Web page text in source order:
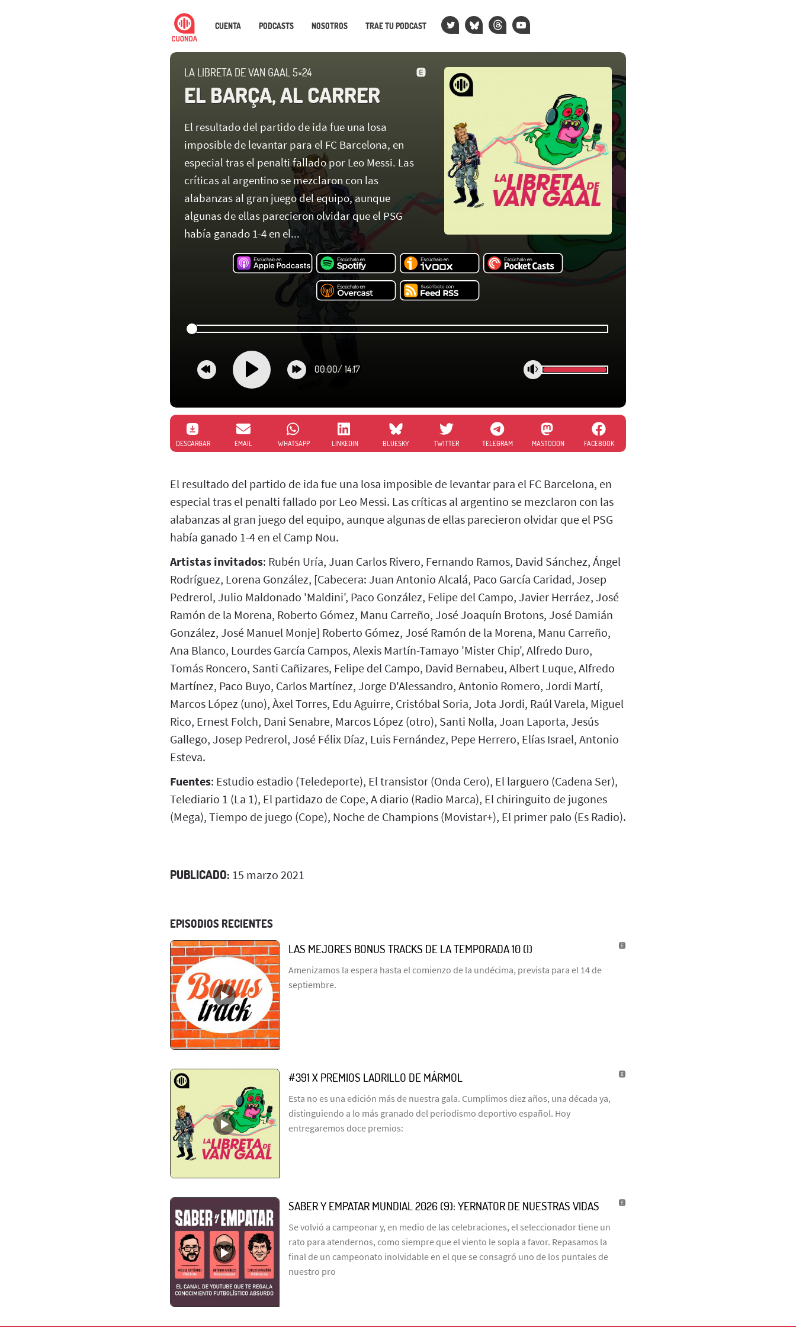
CUENTA PODCASTS NOSOTROS TRAE TU PODCAST
LA LIBRETA DE VAN GAAL 5×24
EL BARÇA, AL CARRER
El resultado del partido de ida fue una losa
imposible de levantar para el FC Barcelona, en
especial tras el penalti fallado por Leo Messi. Las
críticas al argentino se mezclaron con las
alabanzas al gran juego del equipo, aunque
algunas de ellas parecieron olvidar que el PSG
había ganado 1-4 en el...
00:00/ 14:17
DESCARGAR EMAIL WHATSAPP LINKEDIN BLUESKY TWITTER TELEGRAM MASTODON FACEBOOK
El resultado del partido de ida fue una losa imposible de levantar para el FC Barcelona, en
especial tras el penalti fallado por Leo Messi. Las críticas al argentino se mezclaron con las
alabanzas al gran juego del equipo, aunque algunas de ellas parecieron olvidar que el PSG
había ganado 1-4 en el Camp Nou.
Artistas invitados: Rubén Uría, Juan Carlos Rivero, Fernando Ramos, David Sánchez, Ángel
Rodríguez, Lorena González, [Cabecera: Juan Antonio Alcalá, Paco García Caridad, Josep
Pedrerol, Julio Maldonado 'Maldini', Paco González, Felipe del Campo, Javier Herráez, José
Ramón de la Morena, Roberto Gómez, Manu Carreño, José Joaquín Brotons, José Damián
González, José Manuel Monje] Roberto Gómez, José Ramón de la Morena, Manu Carreño,
Ana Blanco, Lourdes García Campos, Alexis Martín-Tamayo 'Mister Chip', Alfredo Duro,
Tomás Roncero, Santi Cañizares, Felipe del Campo, David Bernabeu, Albert Luque, Alfredo
Martínez, Paco Buyo, Carlos Martínez, Jorge D'Alessandro, Antonio Romero, Jordi Martí,
Marcos López (uno), Àxel Torres, Edu Aguirre, Cristóbal Soria, Jota Jordi, Raúl Varela, Miguel
Rico, Ernest Folch, Dani Senabre, Marcos López (otro), Santi Nolla, Joan Laporta, Jesús
Gallego, Josep Pedrerol, José Félix Díaz, Luis Fernández, Pepe Herrero, Elías Israel, Antonio
Esteva.
Fuentes: Estudio estadio (Teledeporte), El transistor (Onda Cero), El larguero (Cadena Ser),
Telediario 1 (La 1), El partidazo de Cope, A diario (Radio Marca), El chiringuito de jugones
(Mega), Tiempo de juego (Cope), Noche de Champions (Movistar+), El primer palo (Es Radio).
PUBLICADO: 15 marzo 2021
EPISODIOS RECIENTES
LAS MEJORES BONUS TRACKS DE LA TEMPORADA 10 (I)
Amenizamos la espera hasta el comienzo de la undécima, prevista para el 14 de
septiembre.
#391 X PREMIOS LADRILLO DE MÁRMOL
Esta no es una edición más de nuestra gala. Cumplimos diez años, una década ya,
distinguiendo a lo más granado del periodismo deportivo español. Hoy
entregaremos doce premios:
SABER Y EMPATAR MUNDIAL 2026 (9): YERNATOR DE NUESTRAS VIDAS
Se volvió a campeonar y, en medio de las celebraciones, el seleccionador tiene un
rato para atendernos, como siempre que el viento le sopla a favor. Repasamos la
final de un campeonato inolvidable en el que se consagró uno de los puntales de
nuestro pro